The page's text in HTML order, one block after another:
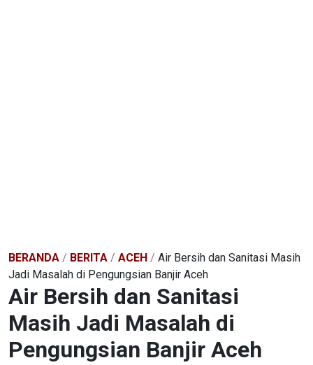
BERANDA / BERITA / ACEH / Air Bersih dan Sanitasi Masih
Jadi Masalah di Pengungsian Banjir Aceh
Air Bersih dan Sanitasi
Masih Jadi Masalah di
Pengungsian Banjir Aceh